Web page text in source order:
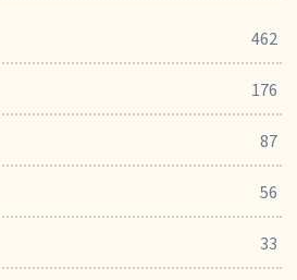
462
176
87
56
33